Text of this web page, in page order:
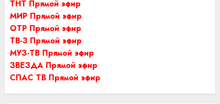
ТНТ Прямой эфир
МИР Прямой эфир
ОТР Прямой эфир
ТВ-3 Прямой эфир
МУЗ-ТВ Прямой эфир
ЗВЕЗДА Прямой эфир
СПАС ТВ Прямой эфир